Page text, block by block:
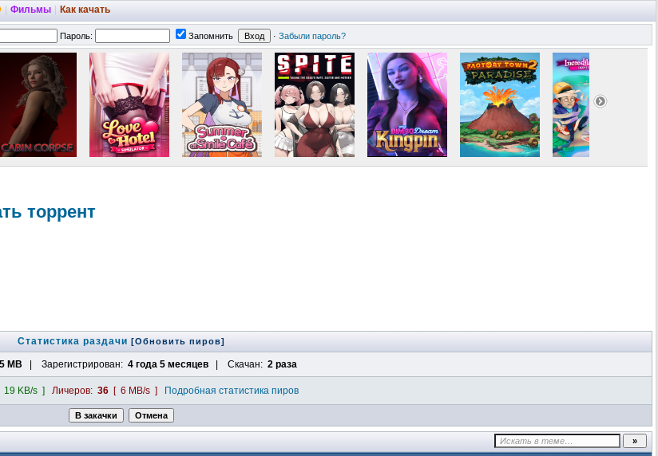
Фильмы Как качать
Пароль: Запомнить · Забыли пароль?
торрент
Статистика раздачи [Обновить пиров]
MB | Зарегистрирован: 4 года 5 месяцев| Скачан: 2 раза
KB/s ] Личеров: 36[ 6 MB/s ] Подробная статистика пиров